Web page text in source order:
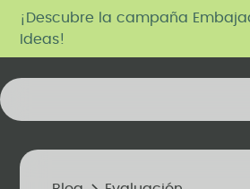
¡Descubre la campaña
Ideas!